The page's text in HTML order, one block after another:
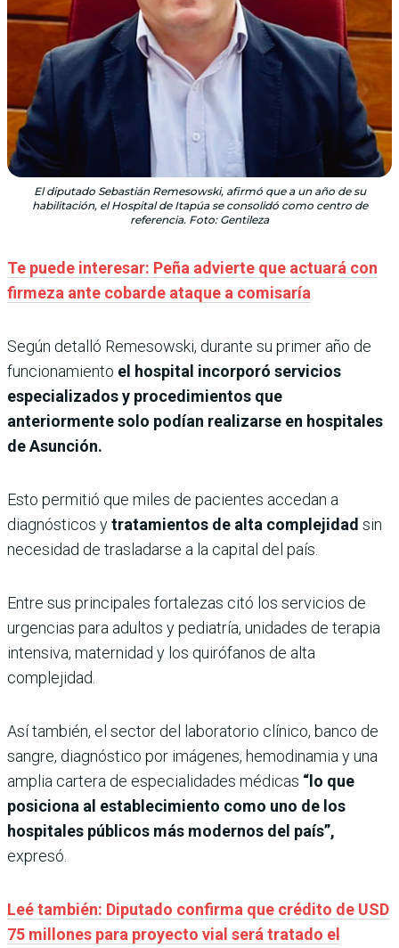
El diputado Sebastián Remesowski, afirmó que a un año de su
habilitación, el Hospital de Itapúa se consolidó como centro de
referencia. Foto: Gentileza
Te puede interesar: Peña advierte que actuará con
firmeza ante cobarde ataque a comisaría
Según detalló Remesowski, durante su primer año de
funcionamiento el hospital incorporó servicios
especializados y procedimientos que
anteriormente solo podían realizarse en hospitales
de Asunción.
Esto permitió que miles de pacientes accedan a
diagnósticos ytratamientos de alta complejidad sin
necesidad de trasladarse a la capital del país.
Entre sus principales fortalezas citó los servicios de
urgencias para adultos y pediatría, unidades de terapia
intensiva, maternidad y los quirófanos de alta
complejidad.
Así también, el sector del laboratorio clínico, banco de
sangre, diagnóstico por imágenes, hemodinamia y una
amplia cartera de especialidades médicas “lo que
posiciona al establecimiento como uno de los
hospitales públicos más modernos del país”,
expresó.
Leé también: Diputado confirma que crédito de USD
75 millones para proyecto vial será tratado el